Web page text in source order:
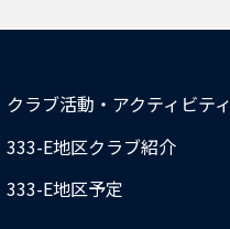
クラブ活動・アクティビティ
333-E地区クラブ紹介
333-E地区予定